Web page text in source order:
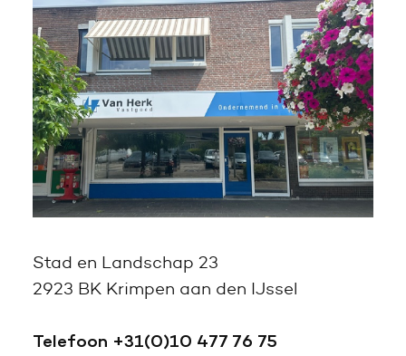
Stad en Landschap 23
2923 BK Krimpen aan den IJssel
Telefoon +31(0)10 477 76 75